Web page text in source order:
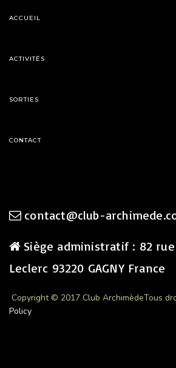
ACCUEIL
ACTIVITÉS
SORTIES
CONTACT
contact@club-
Siège administratif : 82
Leclerc 93220 GAGNY France
Copyright © 2017 Club ArchimèdeTous
Policy